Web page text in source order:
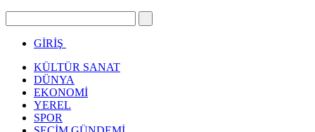
GİRİŞ
KÜLTÜR SANAT
DÜNYA
EKONOMİ
YEREL
SPOR